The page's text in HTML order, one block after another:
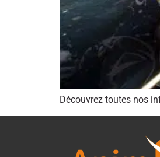
Découvrez toutes nos